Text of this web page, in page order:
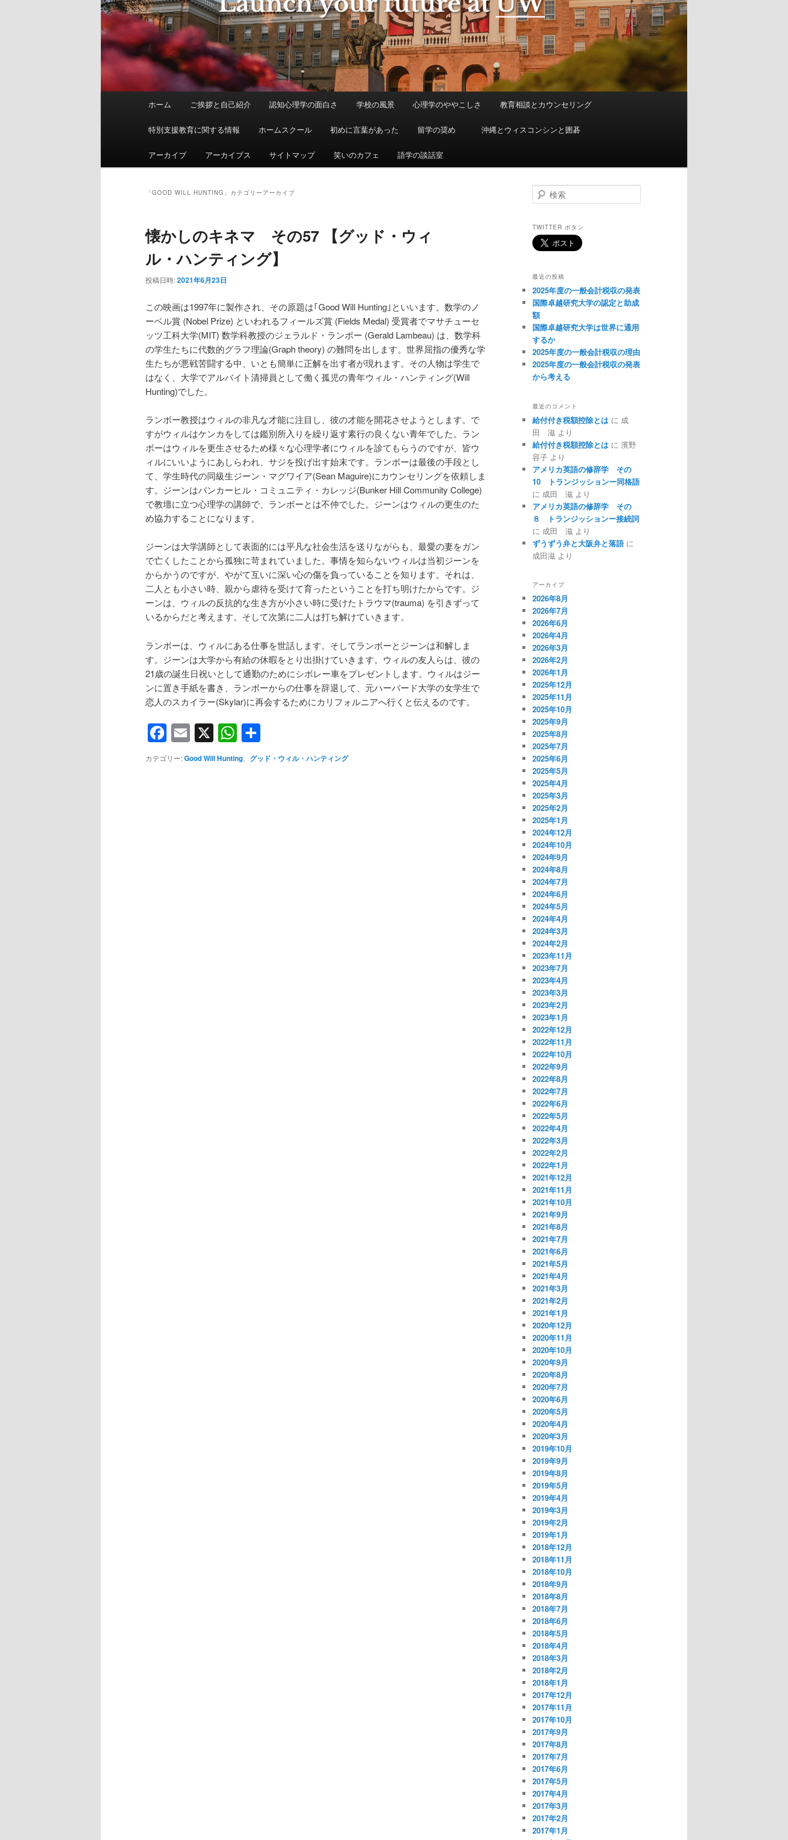
ュ
ホーム ご挨拶と自己紹介 認知心理学の面白さ 学校の風景 心理学のややこしさ 教育相談とカウンセリング
特別支援教育に関する情報 ホームスクール 初めに言葉があった 留学の奨め 沖縄とウィスコンシンと囲碁
アーカイブ アーカイブス サイトマップ 笑いのカフェ 語学の談話室
「GOOD WILL HUNTING 」カテゴリーアーカイブ
懐かしのキネマ その57 【グッド・ウィ
ル・ハンティング】
投稿日時:2021年6月23日
この映画は1997年に製作され、その原題は｢Good Will Hunting｣といいます。数学のノ
ーベル賞 (Nobel Prize) といわれるフィールズ賞 (Fields Medal) 受賞者でマサチューセ
ッツ工科大学(MIT) 数学科教授のジェラルド・ランボー (Gerald Lambeau) は、数学科
の学生たちに代数的グラフ理論(Graph theory) の難問を出します。世界屈指の優秀な学
生たちが悪戦苦闘する中、いとも簡単に正解を出す者が現れます。その人物は学生で
はなく、大学でアルバイト清掃員として働く孤児の青年ウィル・ハンティング(Will
Hunting)でした。
ランボー教授はウィルの非凡な才能に注目し、彼の才能を開花させようとします。で
すがウィルはケンカをしては鑑別所入りを繰り返す素行の良くない青年でした。ラン
ボーはウィルを更生させるため様々な心理学者にウィルを診てもらうのですが、皆ウ
ィルにいいようにあしらわれ、サジを投げ出す始末です。ランボーは最後の手段とし
て、学生時代の同級生ジーン・マグワイア(Sean Maguire)にカウンセリングを依頼しま
す。ジーンはバンカーヒル・コミュニティ・カレッジ(Bunker Hill Community College)
で教壇に立つ心理学の講師で、ランボーとは不仲でした。ジーンはウィルの更生のた
め協力することになります。
ジーンは大学講師として表面的には平凡な社会生活を送りながらも、最愛の妻をガン
で亡くしたことから孤独に苛まれていました。事情を知らないウィルは当初ジーンを
からかうのですが、やがて互いに深い心の傷を負っていることを知ります。それは、
二人とも小さい時、親から虐待を受けて育ったということを打ち明けたからです。ジ
ーンは、ウィルの反抗的な生き方が小さい時に受けたトラウマ(trauma) を引きずって
いるからだと考えます。そして次第に二人は打ち解けていきます。
ランボーは、ウィルにある仕事を世話します。そしてランボーとジーンは和解しま
す。ジーンは大学から有給の休暇をとり出掛けていきます。ウィルの友人らは、彼の
21歳の誕生日祝いとして通勤のためにシボレー車をプレゼントします。ウィルはジー
ンに置き手紙を書き、ランボーからの仕事を辞退して、元ハーバード大学の女学生で
恋人のスカイラー(Skylar)に再会するためにカリフォルニアへ行くと伝えるのです。
Facebook
Email
X WhatsApp
有
カテゴリー:Good Will Hunting グッド・ウィル・ハンティング
検
索
TWITTER ボタン
最近の投稿
2025年度の一般会計税収の発表
国際卓越研究大学の認定と助成
額
国際卓越研究大学は世界に通用
するか
2025年度の一般会計税収の理由
2025年度の一般会計税収の発表
から考える
最近のコメント
給付付き税額控除とは に 成
田 滋 より
給付付き税額控除とは に 濱野
容子 より
アメリカ英語の修辞学 その
10 トランジッションー同格語
に 成田 滋 より
アメリカ英語の修辞学 その
８ トランジッションー接続詞
に 成田 滋 より
ずうずう弁と大阪弁と落語に
成田滋 より
アーカイブ
2026年8月
2026年7月
2026年6月
2026年4月
2026年3月
2026年2月
2026年1月
2025年12月
2025年11月
2025年10月
2025年9月
2025年8月
2025年7月
2025年6月
2025年5月
2025年4月
2025年3月
2025年2月
2025年1月
2024年12月
2024年10月
2024年9月
2024年8月
2024年7月
2024年6月
2024年5月
2024年4月
2024年3月
2024年2月
2023年11月
2023年7月
2023年4月
2023年3月
2023年2月
2023年1月
2022年12月
2022年11月
2022年10月
2022年9月
2022年8月
2022年7月
2022年6月
2022年5月
2022年4月
2022年3月
2022年2月
2022年1月
2021年12月
2021年11月
2021年10月
2021年9月
2021年8月
2021年7月
2021年6月
2021年5月
2021年4月
2021年3月
2021年2月
2021年1月
2020年12月
2020年11月
2020年10月
2020年9月
2020年8月
2020年7月
2020年6月
2020年5月
2020年4月
2020年3月
2019年10月
2019年9月
2019年8月
2019年5月
2019年4月
2019年3月
2019年2月
2019年1月
2018年12月
2018年11月
2018年10月
2018年9月
2018年8月
2018年7月
2018年6月
2018年5月
2018年4月
2018年3月
2018年2月
2018年1月
2017年12月
2017年11月
2017年10月
2017年9月
2017年8月
2017年7月
2017年6月
2017年5月
2017年4月
2017年3月
2017年2月
2017年1月